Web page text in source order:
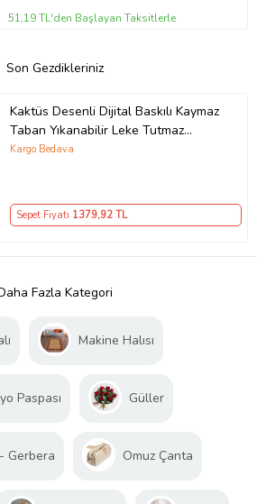
51,19 TL'den Başlayan Taksitlerle
Son Gezdikleriniz
Kaktüs Desenli Dijital Baskılı Kaymaz
Taban Yıkanabilir Leke Tutmaz
Kaktüslü Mutfak Halısı (Beyaz)
Kargo Bedava
Sepet Fiyatı 1379,92 TL
Fazla Kategori
Makine Halısı
Paspası Güller
Gerbera Omuz Çanta